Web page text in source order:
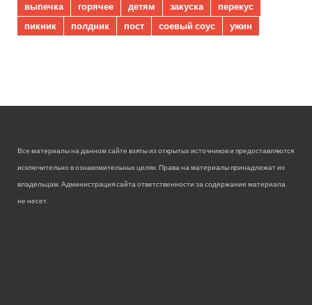
выпечка
горячее детям закуска
перекус
пикник
полдник пост соевый соус ужин
Все материалы на данном сайте взяты из открытых источников и предоставляются
исключительно в ознакомительных целях. Права на материалы принадлежат их
владельцам. Администрация сайта ответственности за содержание материала
не несет.